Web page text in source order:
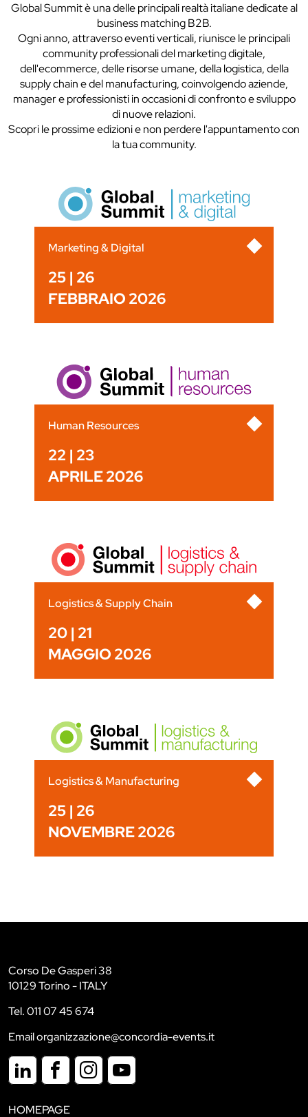
Global Summit è una delle principali realtà italiane dedicate al
business matching B2B.
Ogni anno, attraverso eventi verticali, riunisce le principali
community professionali del marketing digitale,
dell'ecommerce, delle risorse umane, della logistica, della
supply chain e del manufacturing, coinvolgendo aziende,
manager e professionisti in occasioni di confronto e sviluppo
di nuove relazioni.
Scopri le prossime edizioni e non perdere l'appuntamento con
la tua community.
Marketing & Digital
25 | 26
FEBBRAIO 2026
Human Resources
22 | 23
APRILE 2026
Logistics & Supply Chain
20 | 21
MAGGIO 2026
Logistics & Manufacturing
25 | 26
NOVEMBRE 2026
Corso De Gasperi 38
10129 Torino - ITALY
Tel. 011 07 45 674
Email organizzazione@concordia-events.it
HOMEPAGE